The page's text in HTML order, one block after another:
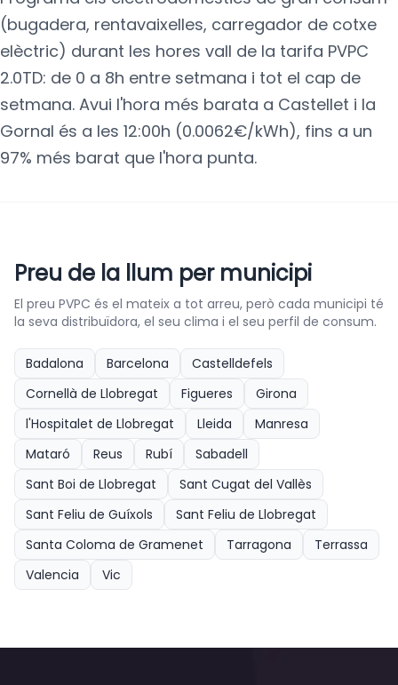
(bugadera, rentavaixelles, carregador de cotxe
elèctric) durant les hores vall de la tarifa PVPC
2.0TD: de 0 a 8h entre setmana i tot el cap de
setmana. Avui l'hora més barata a Castellet i la
Gornal és a les 12:00h (0.0062€/kWh), fins a un
97% més barat que l'hora punta.
Preu de la llum per municipi
El preu PVPC és el mateix a tot arreu, però cada municipi té
la seva distribuïdora, el seu clima i el seu perfil de consum.
Badalona Barcelona
Castelldefels
Cornellà de Llobregat
Figueres
Girona
l'Hospitalet de Llobregat
Lleida
Manresa
Mataró
Reus Rubí
Sabadell
Sant Boi de Llobregat
Sant Cugat del Vallès
Sant Feliu de Guíxols
Sant Feliu de Llobregat
Santa Coloma de Gramenet
Tarragona
Terrassa
Valencia
Vic